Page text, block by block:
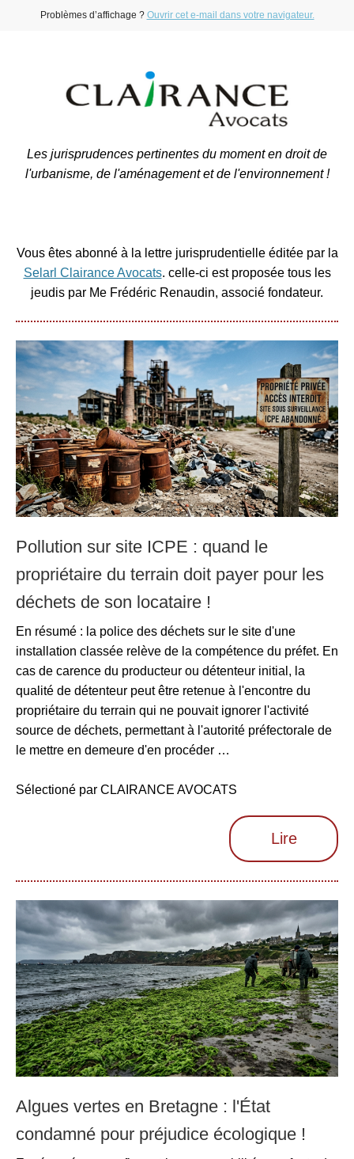
Problèmes d’affichage ? Ouvrir cet e-mail dans votre navigateur.
Les jurisprudences pertinentes du moment en droit de
l'urbanisme, de l'aménagement et de l'environnement !
Vous êtes abonné à la lettre jurisprudentielle éditée par la
Selarl Clairance Avocats. celle-ci est proposée tous les
jeudis par Me Frédéric Renaudin, associé fondateur.
Pollution sur site ICPE : quand le
propriétaire du terrain doit payer pour les
déchets de son locataire !
En résumé : la police des déchets sur le site d'une
installation classée relève de la compétence du préfet. En
cas de carence du producteur ou détenteur initial, la
qualité de détenteur peut être retenue à l'encontre du
propriétaire du terrain qui ne pouvait ignorer l'activité
source de déchets, permettant à l'autorité préfectorale de
le mettre en demeure d'en procéder …
Sélectioné par CLAIRANCE AVOCATS
Lire
Algues vertes en Bretagne : l'État
condamné pour préjudice écologique !